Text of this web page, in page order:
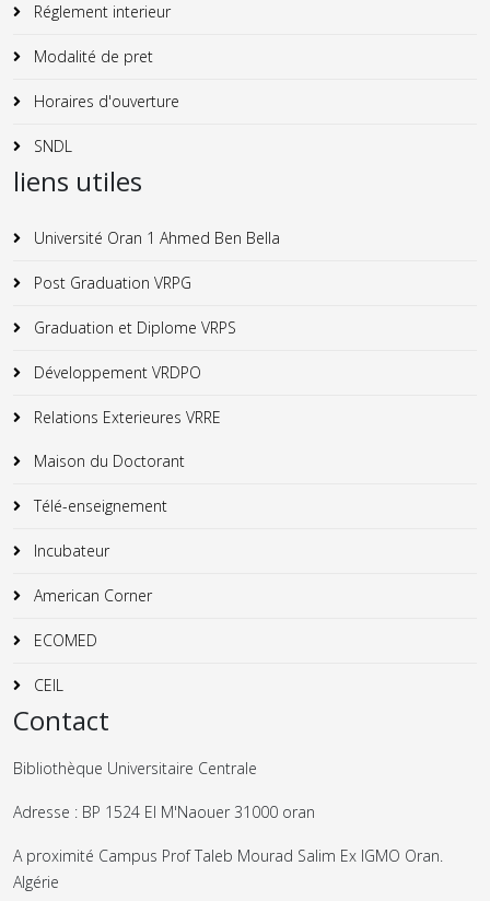
Réglement interieur
Modalité de pret
Horaires d'ouverture
SNDL
liens utiles
Université Oran 1 Ahmed Ben Bella
Post Graduation VRPG
Graduation et Diplome VRPS
Développement VRDPO
Relations Exterieures VRRE
Maison du Doctorant
Télé-enseignement
Incubateur
American Corner
ECOMED
CEIL
Contact
Bibliothèque Universitaire Centrale
Adresse : BP 1524 El M'Naouer 31000 oran
A proximité Campus Prof Taleb Mourad Salim Ex IGMO Oran.
Algérie